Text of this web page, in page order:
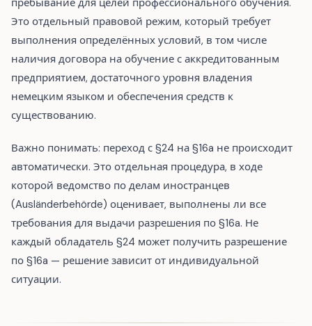
пребывание для целей профессионального обучения.
Это отдельный правовой режим, который требует
выполнения определённых условий, в том числе
наличия договора на обучение с аккредитованным
предприятием, достаточного уровня владения
немецким языком и обеспечения средств к
существованию.
Важно понимать: переход с §24 на §16a не происходит
автоматически. Это отдельная процедура, в ходе
которой ведомство по делам иностранцев
(Ausländerbehörde) оценивает, выполнены ли все
требования для выдачи разрешения по §16a. Не
каждый обладатель §24 может получить разрешение
по §16a — решение зависит от индивидуальной
ситуации.